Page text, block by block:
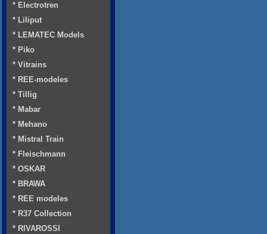
* Electrotren
* Liliput
* LEMATEC Models
* Piko
* Vitrains
* REE-modeles
* Tillig
* Mabar
* Mehano
* Mistral Train
* Fleischmann
* OSKAR
* BRAWA
* REE modeles
* R37 Collection
* RIVAROSSI